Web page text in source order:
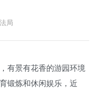
局
有景有花香的游园环境
锻炼和休闲娱乐，近